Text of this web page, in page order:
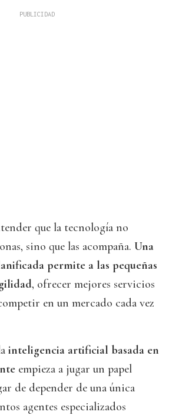
que la tecnología no
sino que las acompaña. Una
permite a las pequeñas
, ofrecer mejores servicios
en un mercado cada vez
inteligencia artificial basada en
empieza a jugar un papel
de depender de una única
agentes especializados